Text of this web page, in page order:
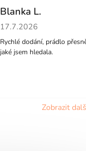
Blanka L.
Hodnocení obchodu je 5
17.7.2026
Rychlé dodání, prádlo
jaké jsem hledala.
Zobrazit